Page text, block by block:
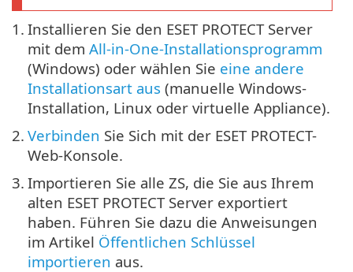
1. Installieren Sie den ESET PROTECT Server
mit dem All-in-One-Installationsprogramm
(Windows) oder wählen Sie eine andere
Installationsart aus (manuelle Windows-
Installation, Linux oder virtuelle Appliance).
2. Verbinden Sie Sich mit der ESET PROTECT-
Web-Konsole.
3. Importieren Sie alle ZS, die Sie aus Ihrem
alten ESET PROTECT Server exportiert
haben. Führen Sie dazu die Anweisungen
im Artikel Öffentlichen Schlüssel
importieren aus.